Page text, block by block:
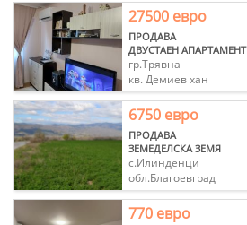
27500 евро
ПРОДАВА
ДВУСТАЕН АПАРТАМЕНТ
гр.Трявна
кв. Демиев хан
6750 евро
ПРОДАВА
ЗЕМЕДЕЛСКА ЗЕМЯ
с.Илинденци
обл.Благоевград
770 евро